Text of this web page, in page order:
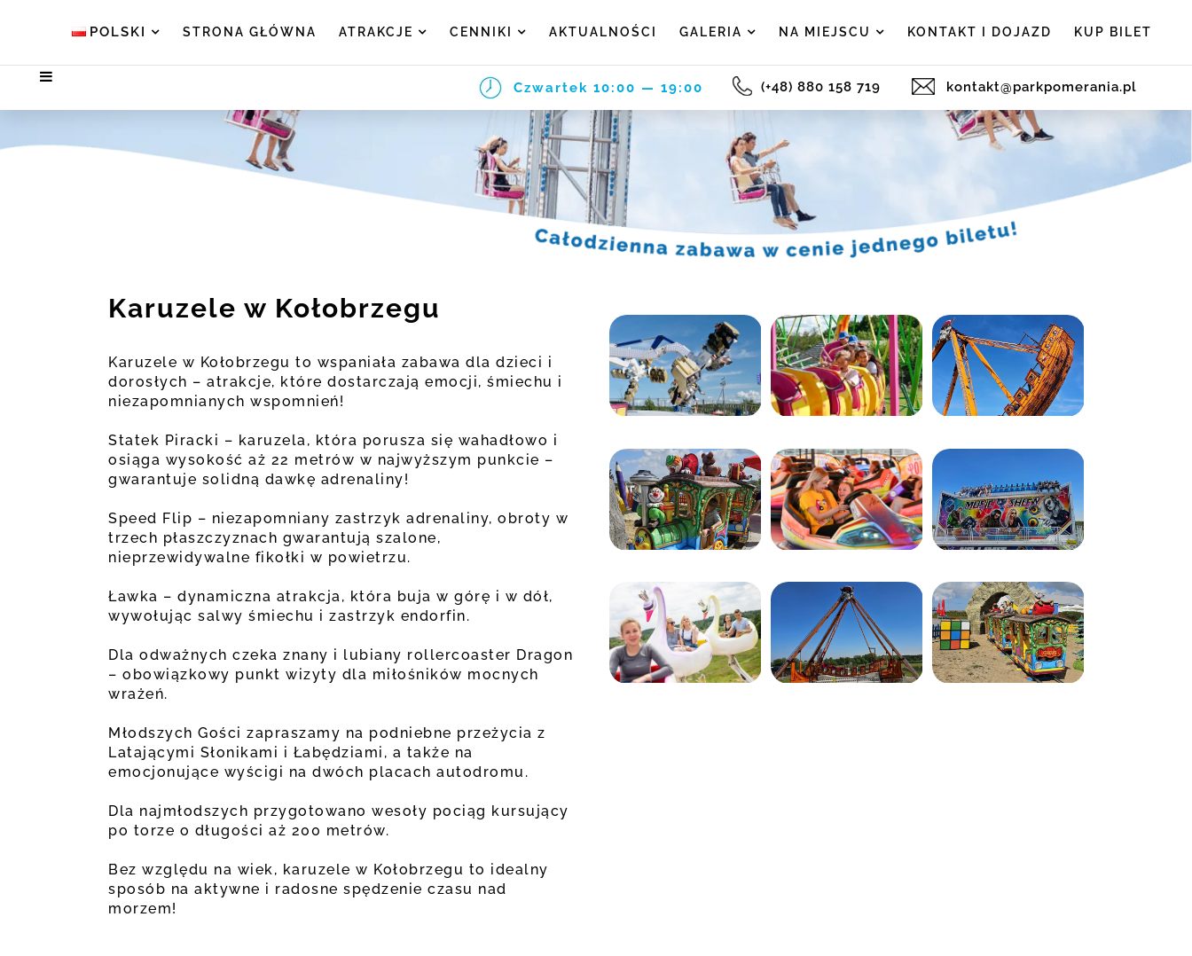
POLSKI STRONA GŁÓWNA ATRAKCJE CENNIKI AKTUALNOŚCI GALERIA NA MIEJSCU KONTAKT I DOJAZD KUP BILET
Czwartek 10:00 — 19:00 (+48) 880 158 719 kontakt@parkpomerania.pl
Karuzele w Kołobrzegu
Karuzele w Kołobrzegu to wspaniała zabawa dla dzieci i
dorosłych – atrakcje, które dostarczają emocji, śmiechu i
niezapomnianych wspomnień!
Statek Piracki – karuzela, która porusza się wahadłowo i
osiąga wysokość aż 22 metrów w najwyższym punkcie –
gwarantuje solidną dawkę adrenaliny!
Speed Flip – niezapomniany zastrzyk adrenaliny, obroty w
trzech płaszczyznach gwarantują szalone,
nieprzewidywalne fikołki w powietrzu.
Ławka – dynamiczna atrakcja, która buja w górę i w dół,
wywołując salwy śmiechu i zastrzyk endorfin.
Dla odważnych czeka znany i lubiany rollercoaster Dragon
– obowiązkowy punkt wizyty dla miłośników mocnych
wrażeń.
Młodszych Gości zapraszamy na podniebne przeżycia z
Latającymi Słonikami i Łabędziami, a także na
emocjonujące wyścigi na dwóch placach autodromu.
Dla najmłodszych przygotowano wesoły pociąg kursujący
po torze o długości aż 200 metrów.
Bez względu na wiek, karuzele w Kołobrzegu to idealny
sposób na aktywne i radosne spędzenie czasu nad
morzem!